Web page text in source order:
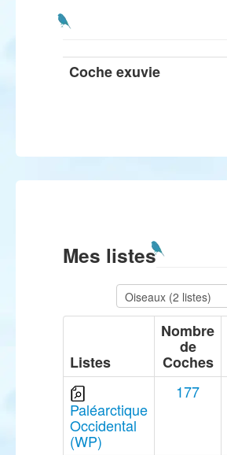
Coche exuvie
Mes listes
Listes
Nombre
de
Coches
Paléarctique
Occidental
(WP)
177